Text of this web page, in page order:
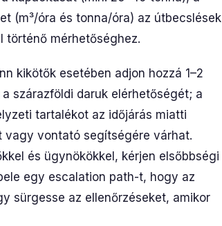
(m³/óra és tonna/óra) az útbecslések
történő mérhetőséghez.
kikötők esetében adjon hozzá 1–2
szárazföldi daruk elérhetőségét; a
tartalékot az időjárás miatti
vagy vontató segítségére várhat.
és ügynökökkel, kérjen elsőbbségi
egy escalation path-t, hogy az
sürgesse az ellenőrzéseket, amikor